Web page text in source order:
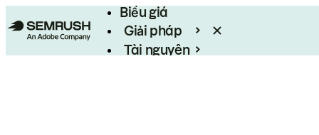
Biểu giá
Giải pháp
Tài nguyên